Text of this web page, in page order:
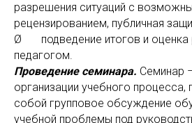
разрешения ситуаций с
рецензированием, публичная
Ø подведение итогов и оценка
педагогом.
Проведение семинара. Семинар
организации учебного
собой групповое обсуждение
учебной проблемы под